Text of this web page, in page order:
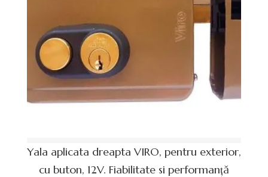
Yala aplicata dreapta VIRO, pentru exterior,
cu buton, 12V. Fiabilitate si performanță